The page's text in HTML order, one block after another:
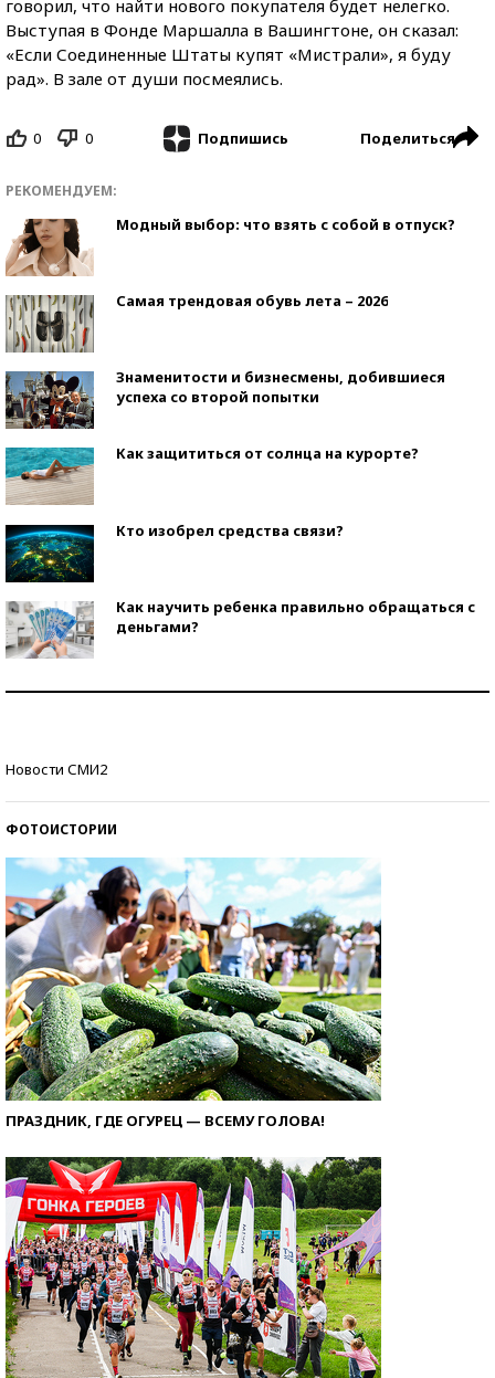
говорил, что найти нового покупателя будет нелегко.
Выступая в Фонде Маршалла в Вашингтоне, он сказал:
«Если Соединенные Штаты купят «Мистрали», я буду
рад». В зале от души посмеялись.
0 0 Подпишись Поделиться
РЕКОМЕНДУЕМ:
Модный выбор: что взять с собой в отпуск?
Самая трендовая обувь лета – 2026
Знаменитости и бизнесмены, добившиеся
успеха со второй попытки
Как защититься от солнца на курорте?
Кто изобрел средства связи?
Как научить ребенка правильно обращаться с
деньгами?
Новости СМИ2
ФОТОИСТОРИИ
ПРАЗДНИК, ГДЕ ОГУРЕЦ — ВСЕМУ ГОЛОВА!